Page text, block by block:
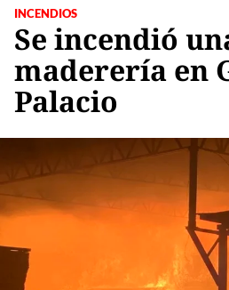
INCENDIOS
Se incendió
maderería en
Palacio